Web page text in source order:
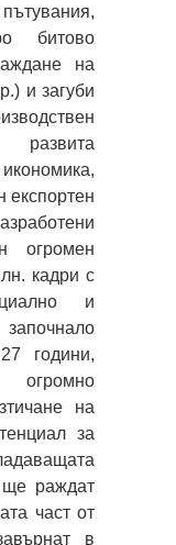
битово
на
и загуби
експортен
огромен
кадри с
и
години,
на
за
ще раждат
част от
в